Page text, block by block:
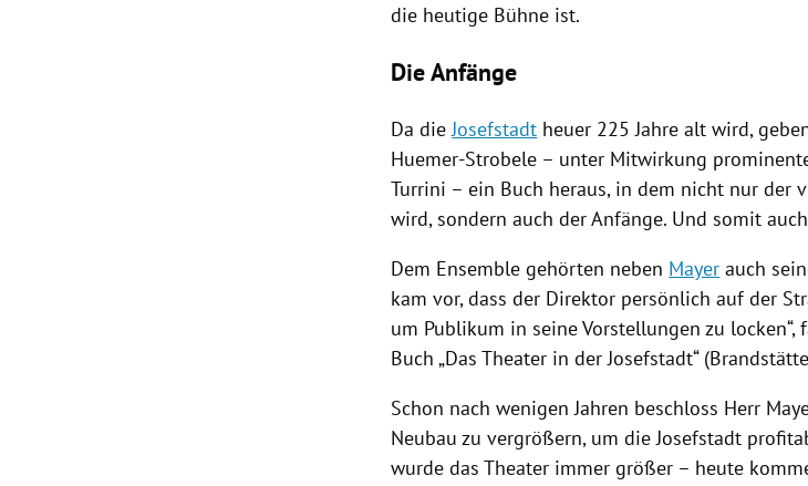
die heutige Bühne ist.
Die Anfänge
Da dieJosefstadt heuer 225 Jahre alt wird,
Huemer-Strobele – unter Mitwirkung
Turrini – ein Buch heraus, in dem nicht nur der
wird, sondern auch der Anfänge. Und somit
Dem Ensemble gehörten neben Mayer auch
kam vor, dass der Direktor persönlich auf der
um Publikum in seine Vorstellungen zu
Buch „DasTheater in der Josefstadt“
Schon nach wenigen Jahren beschloss Herr
Neubau zu vergrößern, um dieJosefstadt
wurde das Theater immer größer – heute